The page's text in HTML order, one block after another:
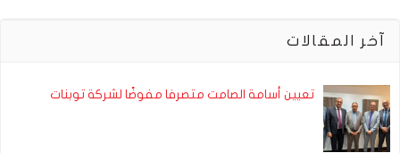
آخر المقالات
تعيين أسامة الصامت متصرفا مفوضًا لشركة توبنات